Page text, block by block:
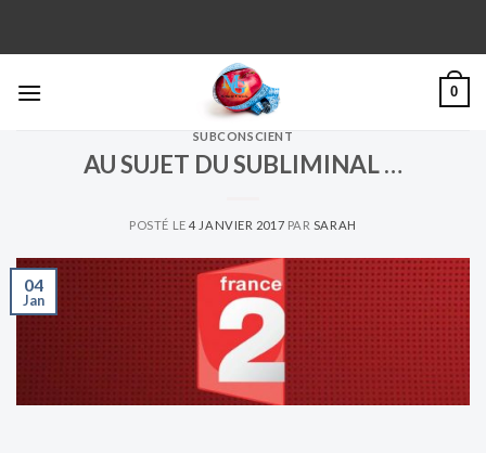
0
SUBCONSCIENT
AU SUJET DU SUBLIMINAL …
POSTÉ LE4 JANVIER 2017 PAR SARAH
04
Jan